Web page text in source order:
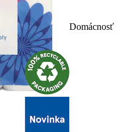
Domácnosť